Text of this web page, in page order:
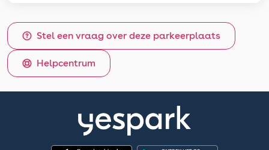
Stel een vraag over deze parkeerplaats
Helpcentrum